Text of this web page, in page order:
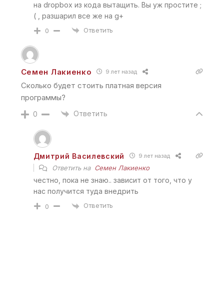
на dropbox из кода вытащить. Вы уж простите ;
( , разшарил все же на g+
0 Ответить
Семен Лакиенко 9 лет назад
Сколько будет стоить платная версия
программы?
0 Ответить
Дмитрий Василевский 9 лет назад
Ответить на Семен Лакиенко
честно, пока не знаю.. зависит от того, что у
нас получится туда внедрить
0 Ответить